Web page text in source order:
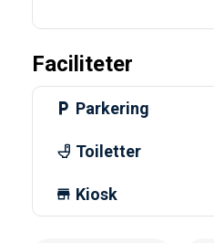
Faciliteter
Parkering
Toiletter
Kiosk